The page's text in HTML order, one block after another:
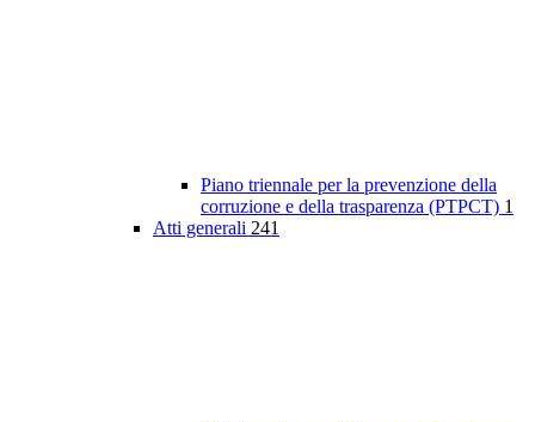
Piano triennale per la prevenzione della
corruzione e della trasparenza (PTPCT) 1
Atti generali 241